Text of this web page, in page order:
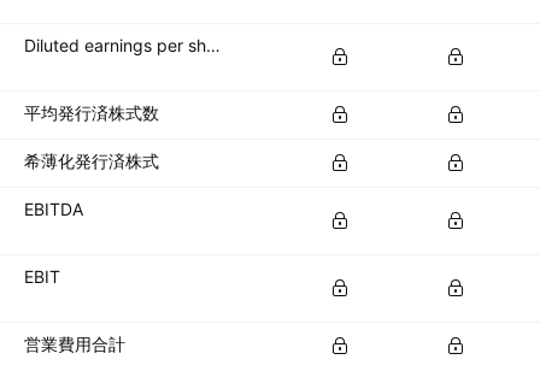
Diluted earnings per share (diluted EPS)
平均発行済株式数
希薄化発行済株式
EBITDA
EBIT
営業費用合計